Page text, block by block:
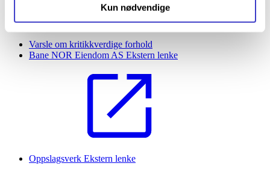
Kun nødvendige
Varsle om kritikkverdige forhold
Bane NOR Eiendom AS Ekstern lenke
Oppslagsverk Ekstern lenke